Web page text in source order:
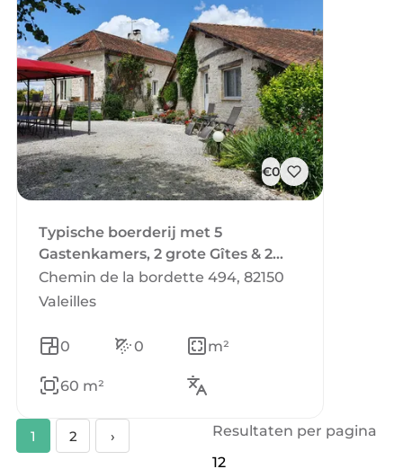
€0
Typische boerderij met 5
Gastenkamers, 2 grote Gîtes & 2
Glamping Pods
Chemin de la bordette 494, 82150
Valeilles
0 0 m²
60 m²
1 2 › Resultaten per pagina